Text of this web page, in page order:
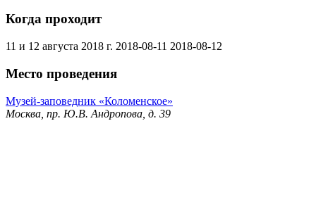
Когда проходит
11 и 12 августа 2018 г. 2018-08-11 2018-08-12
Место проведения
Музей-заповедник «Коломенское»
Москва, пр. Ю.В. Андропова, д. 39